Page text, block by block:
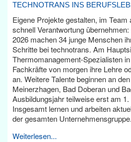
TECHNOTRANS INS
Eigene Projekte gestalten, im Team
schnell Verantwortung
2026 machen 34 junge Menschen
Schritte bei technotrans. Am
Thermomanagement-Spezialisten
Fachkräfte von morgen ihre Lehre
an. Weitere Talente beginnen an
Meinerzhagen, Bad Doberan und
Ausbildungsjahr teilweise erst am
Insgesamt lernen und arbeiten
der gesamten Unternehmensgruppe.
Weiterlesen...